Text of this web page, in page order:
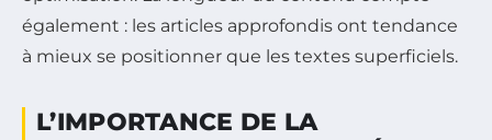
également : les articles approfondis ont tendance
à mieux se positionner que les textes superficiels.
L’IMPORTANCE DE LA